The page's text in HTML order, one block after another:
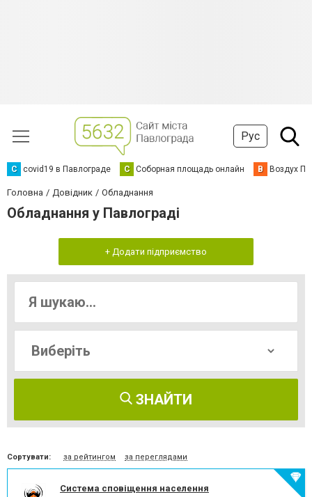
Рус
C covid19 в Павлограде С Соборная площадь онлайн В Воздух
Головна Довідник Обладнання
Обладнання у Павлограді
+ Додати підприємство
ЗНАЙТИ
Сортувати: за рейтингом за переглядами
Система сповіщення населення